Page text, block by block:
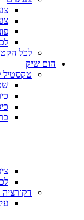
לכל
הום שיק
טקסטיל
דקורציה